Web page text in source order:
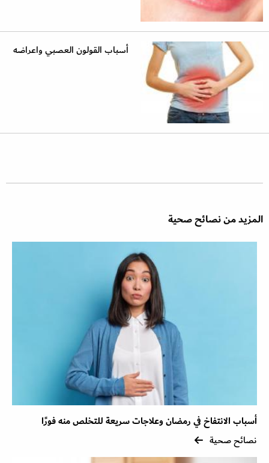
أسباب القولون العصبي واعراضه
المزيد من نصائح صحية
أسباب الانتفاخ في رمضان وعلاجات سريعة للتخلص منه فورًا
نصائح صحية